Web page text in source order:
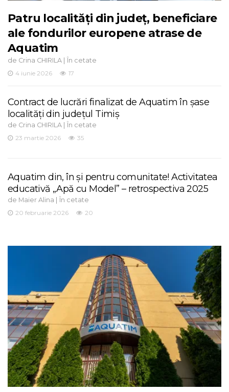
Patru localități din județ, beneficiare
ale fondurilor europene atrase de
Aquatim
de Crina CHIRILA | În cetate
4 iunie 2026
17
Contract de lucrări finalizat de Aquatim în șase
localități din județul Timiș
de Crina CHIRILA | În cetate
23 martie 2026
35
Aquatim din, în și pentru comunitate! Activitatea
educativă „Apă cu Model” – retrospectiva 2025
de Maier Alina | În cetate
20 februarie 2026
20